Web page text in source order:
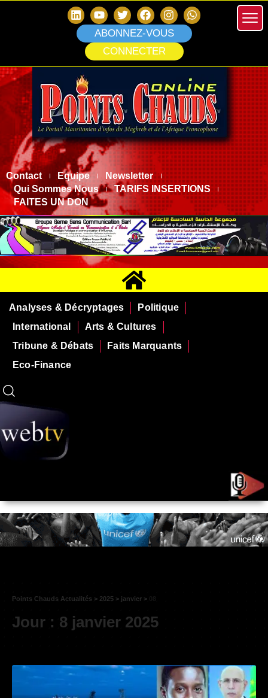
ABONNEZ-VOUS
CONNECTER
Contact Equipe
Newsletter
Qui Sommes Nous
TARIFS INSERTIONS
FAITES UN DON
Analyses & Décryptages
Politique
International
Arts & Cultures
Tribune & Débats
Faits Marquants
Eco-Finance
Points Chauds Actualités > 2025 > janvier >
Jour : 8 janvier 2025